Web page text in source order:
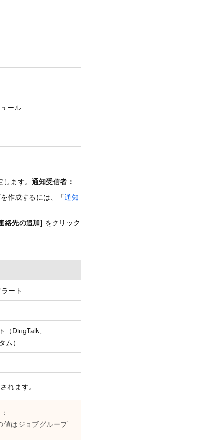
ール
ます。 通知受信者：
作成するには、「通知
絡先の追加] をクリック
ート
DingTalk、
ム）
れます。
はジョブグループ